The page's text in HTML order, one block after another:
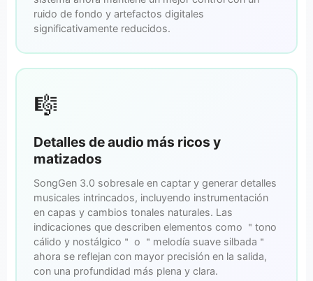
ruido de fondo y artefactos digitales
significativamente reducidos.
🎼
Detalles de audio más ricos y
matizados
SongGen 3.0 sobresale en captar y generar detalles
musicales intrincados, incluyendo instrumentación
en capas y cambios tonales naturales. Las
indicaciones que describen elementos como ＂tono
cálido y nostálgico＂ o ＂melodía suave silbada＂
ahora se reflejan con mayor precisión en la salida,
con una profundidad más plena y clara.